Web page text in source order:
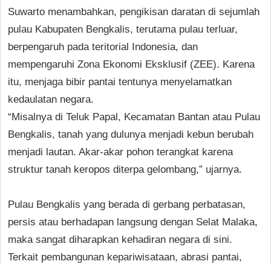
Suwarto menambahkan, pengikisan daratan di sejumlah
pulau Kabupaten Bengkalis, terutama pulau terluar,
berpengaruh pada teritorial Indonesia, dan
mempengaruhi Zona Ekonomi Eksklusif (ZEE). Karena
itu, menjaga bibir pantai tentunya menyelamatkan
kedaulatan negara.
“Misalnya di Teluk Papal, Kecamatan Bantan atau Pulau
Bengkalis, tanah yang dulunya menjadi kebun berubah
menjadi lautan. Akar-akar pohon terangkat karena
struktur tanah keropos diterpa gelombang,” ujarnya.
Pulau Bengkalis yang berada di gerbang perbatasan,
persis atau berhadapan langsung dengan Selat Malaka,
maka sangat diharapkan kehadiran negara di sini.
Terkait pembangunan kepariwisataan, abrasi pantai,